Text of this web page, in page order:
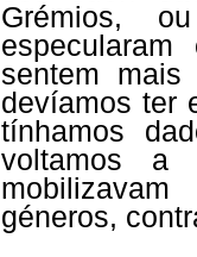
Grémios,
sentem
devíamos ter
tínhamos
voltamos a
géneros,